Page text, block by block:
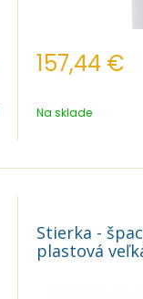
157,44 €
Na sklade
Stierka -
plastová